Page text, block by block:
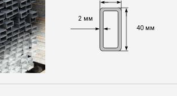
2 мм
40 мм